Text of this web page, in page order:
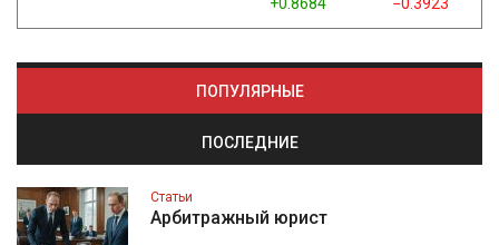
+0.8684
−0.3923
ПОПУЛЯРНЫЕ
ПОСЛЕДНИЕ
Статьи
Арбитражный юрист